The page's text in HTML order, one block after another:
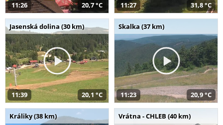
11:26 20,7 °C 11:27 31,8 °C
Jasenská dolina (30 km)
11:39 20,1 °C
Skalka (37 km)
11:23 20,9 °C
Králiky (38 km) Vrátna - CHLEB (40 km)